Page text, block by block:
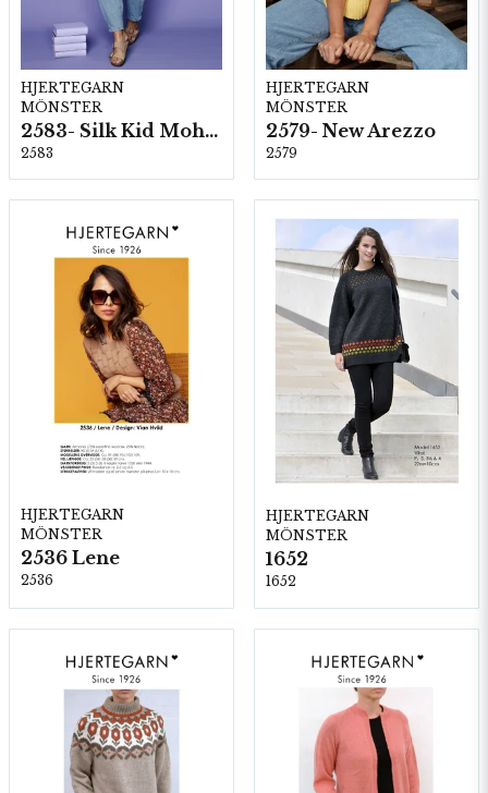
HJERTEGARN
MÖNSTER
2583- Silk Kid Mohair
2583
HJERTEGARN
MÖNSTER
2579- New Arezzo
2579
HJERTEGARN
MÖNSTER
2536 Lene
2536
HJERTEGARN
MÖNSTER
1652
1652